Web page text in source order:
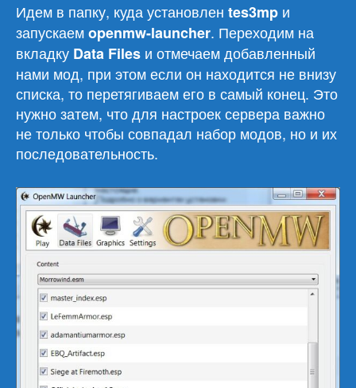
Идем в папку, куда установлен tes3mp и
запускаемopenmw-launcher. Переходим на
вкладку Data Files и отмечаем добавленный
нами мод, при этом если он находится не внизу
списка, то перетягиваем его в самый конец. Это
нужно затем, что для настроек сервера важно
не только чтобы совпадал набор модов, но и их
последовательность.